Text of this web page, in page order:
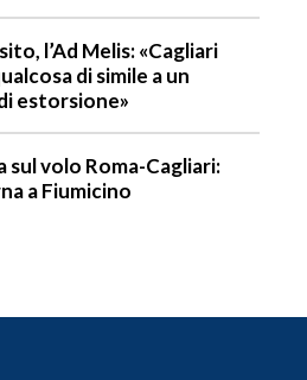
l’Ad Melis: «Cagliari
di simile a un
estorsione»
sul volo Roma-Cagliari:
a Fiumicino